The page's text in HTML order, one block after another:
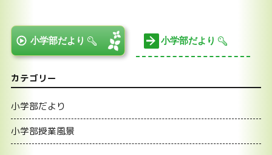
小学部だより 小学部だより
カテゴリー
小学部だより
小学部授業風景